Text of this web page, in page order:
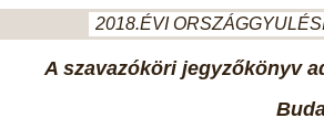
2018.ÉVI
A szavazóköri jegyzőkönyv